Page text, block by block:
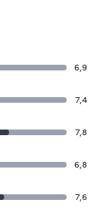
6,9
7,4
7,8
6,8
7,6